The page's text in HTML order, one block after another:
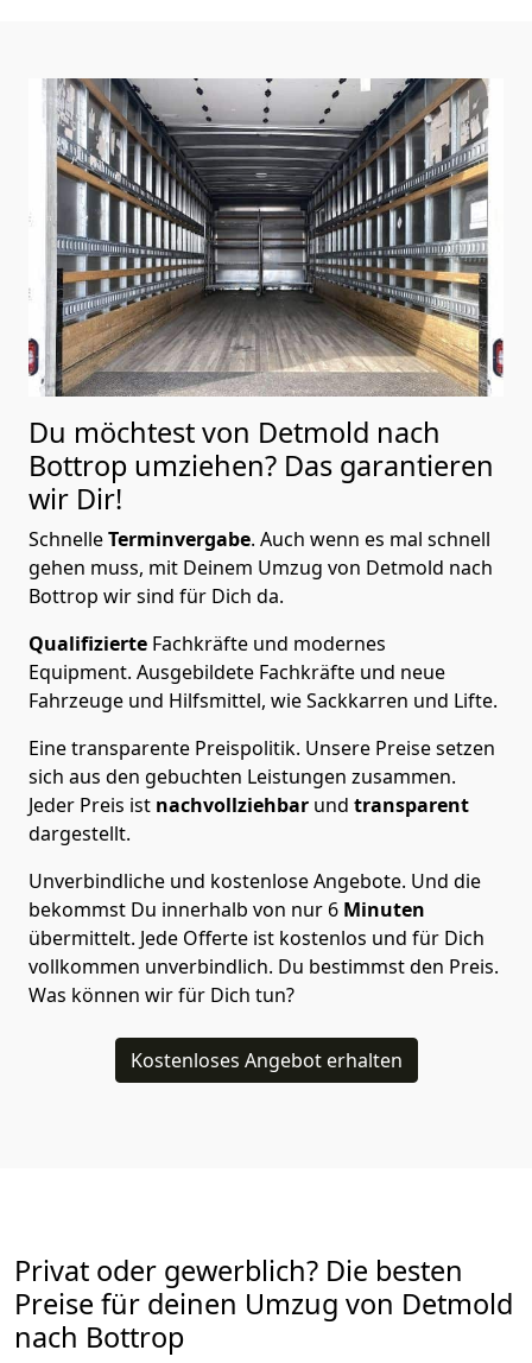
Du möchtest von Detmold nach
Bottrop umziehen? Das garantieren
wir Dir!
SchnelleTerminvergabe. Auch wenn es mal schnell
gehen muss, mit Deinem Umzug von Detmold nach
Bottrop wir sind für Dich da.
Qualifizierte Fachkräfte und modernes
Equipment. Ausgebildete Fachkräfte und neue
Fahrzeuge und Hilfsmittel, wie Sackkarren und Lifte.
Eine transparente Preispolitik. Unsere Preise setzen
sich aus den gebuchten Leistungen zusammen.
Jeder Preis ist nachvollziehbar und transparent
dargestellt.
Unverbindliche und kostenlose Angebote. Und die
bekommst Du innerhalb von nur 6 Minuten
übermittelt. Jede Offerte ist kostenlos und für Dich
vollkommen unverbindlich. Du bestimmst den Preis.
Was können wir für Dich tun?
Kostenloses Angebot erhalten
Privat oder gewerblich? Die besten
Preise für deinen Umzug von Detmold
nach Bottrop